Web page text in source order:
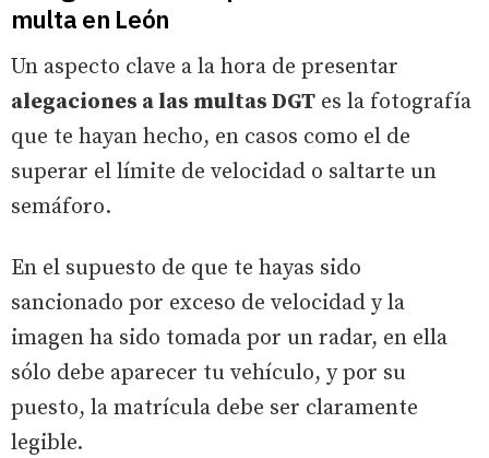
multa en León
Un aspecto clave a la hora de presentar
alegaciones a las multas DGT es la fotografía
que te hayan hecho, en casos como el de
superar el límite de velocidad o saltarte un
semáforo.
En el supuesto de que te hayas sido
sancionado por exceso de velocidad y la
imagen ha sido tomada por un radar, en ella
sólo debe aparecer tu vehículo, y por su
puesto, la matrícula debe ser claramente
legible.